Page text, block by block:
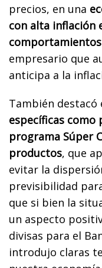
precios, en una
con alta inflación
empresario que
anticipa a la
También destacó
específicas como
programa Súper
productos, que
evitar la
previsibilidad
que si bien la
un aspecto
divisas para el
introdujo claras